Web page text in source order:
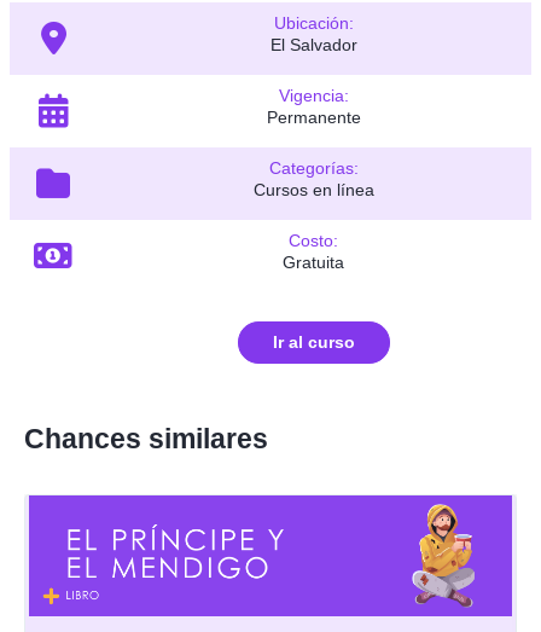
Ubicación:
El Salvador
Vigencia:
Permanente
Categorías:
Cursos en línea
Costo:
Gratuita
Ir al curso
Chances similares